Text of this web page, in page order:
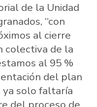
de la Unidad
“con
al cierre
colectiva de la
al 95 %
del plan
ya solo faltaría